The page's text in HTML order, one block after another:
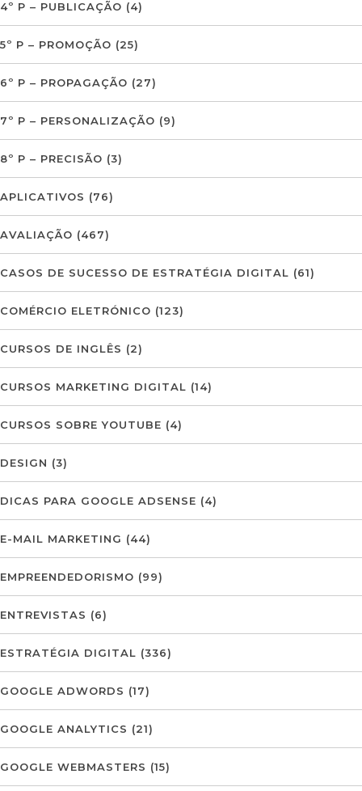
4º P – PUBLICAÇÃO (4)
5º P – PROMOÇÃO (25)
6º P – PROPAGAÇÃO (27)
7º P – PERSONALIZAÇÃO (9)
8º P – PRECISÃO (3)
APLICATIVOS (76)
AVALIAÇÃO (467)
CASOS DE SUCESSO DE ESTRATÉGIA DIGITAL (61)
COMÉRCIO ELETRÓNICO (123)
CURSOS DE INGLÊS (2)
CURSOS MARKETING DIGITAL (14)
CURSOS SOBRE YOUTUBE (4)
DESIGN (3)
DICAS PARA GOOGLE ADSENSE (4)
E-MAIL MARKETING (44)
EMPREENDEDORISMO (99)
ENTREVISTAS (6)
ESTRATÉGIA DIGITAL (336)
GOOGLE ADWORDS (17)
GOOGLE ANALYTICS (21)
GOOGLE WEBMASTERS (15)